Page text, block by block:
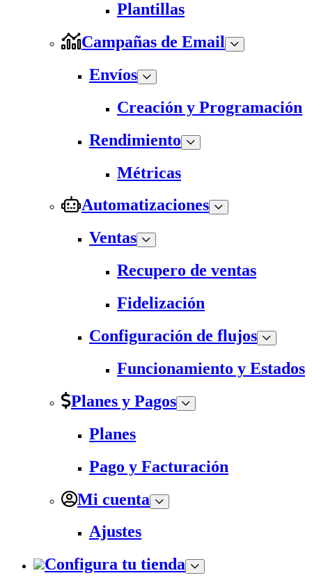
Plantillas
Campañas de Email
Envíos
Creación y Programación
Rendimiento
Métricas
Automatizaciones
Ventas
Recupero de ventas
Fidelización
Configuración de flujos
Funcionamiento y Estados
Planes y Pagos
Planes
Pago y Facturación
Mi cuenta
Ajustes
Configura tu tienda